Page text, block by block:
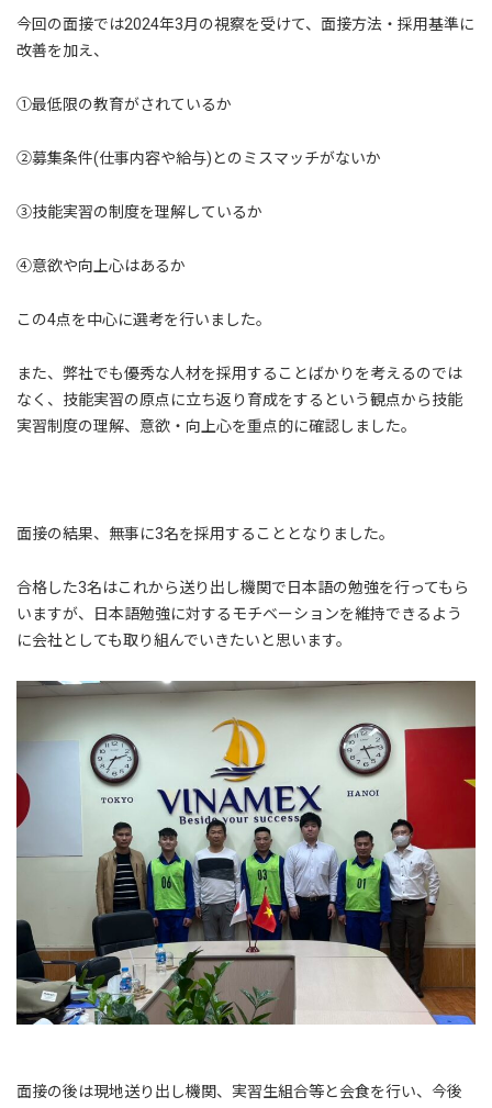
今回の面接では2024年3月の視察を受けて、面接方法・採用基準に
改善を加え、
①最低限の教育がされているか
②募集条件(仕事内容や給与)とのミスマッチがないか
③技能実習の制度を理解しているか
④意欲や向上心はあるか
この4点を中心に選考を行いました。
また、弊社でも優秀な人材を採用することばかりを考えるのでは
なく、技能実習の原点に立ち返り育成をするという観点から技能
実習制度の理解、意欲・向上心を重点的に確認しました。
面接の結果、無事に3名を採用することとなりました。
合格した3名はこれから送り出し機関で日本語の勉強を行ってもら
いますが、日本語勉強に対するモチベーションを維持できるよう
に会社としても取り組んでいきたいと思います。
面接の後は現地送り出し機関、実習生組合等と会食を行い、今後